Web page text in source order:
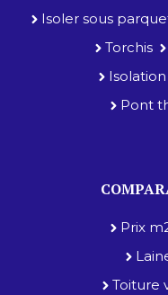
Isoler sous
Torchis
Pont
Prix
Toiture